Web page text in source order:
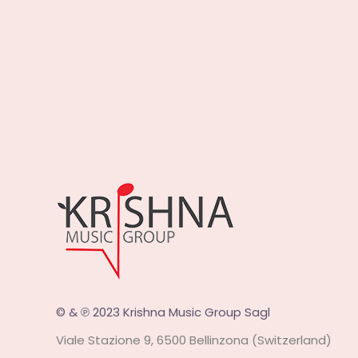
© & ℗ 2023 Krishna Music Group Sagl
Viale Stazione 9, 6500 Bellinzona (Switzerland)